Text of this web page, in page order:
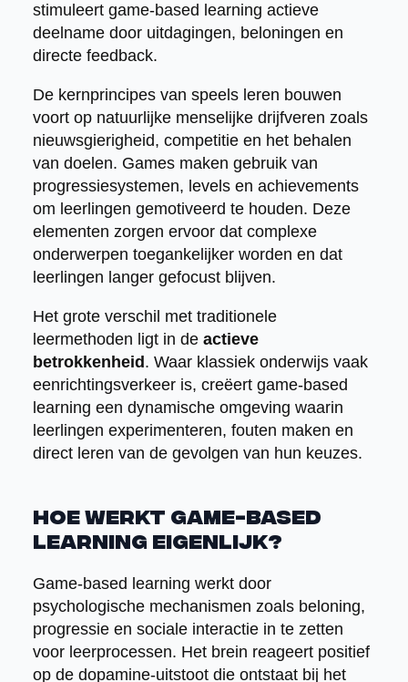
stimuleert game-based learning actieve
deelname door uitdagingen, beloningen en
directe feedback.
De kernprincipes van speels leren bouwen
voort op natuurlijke menselijke drijfveren zoals
nieuwsgierigheid, competitie en het behalen
van doelen. Games maken gebruik van
progressiesystemen, levels en achievements
om leerlingen gemotiveerd te houden. Deze
elementen zorgen ervoor dat complexe
onderwerpen toegankelijker worden en dat
leerlingen langer gefocust blijven.
Het grote verschil met traditionele
leermethoden ligt in de actieve
betrokkenheid . Waar klassiek onderwijs vaak
eenrichtingsverkeer is, creëert game-based
learning een dynamische omgeving waarin
leerlingen experimenteren, fouten maken en
direct leren van de gevolgen van hun keuzes.
Hoe werkt game-based
learning eigenlijk?
Game-based learning werkt door
psychologische mechanismen zoals beloning,
progressie en sociale interactie in te zetten
voor leerprocessen. Het brein reageert positief
op de dopamine-uitstoot die ontstaat bij het